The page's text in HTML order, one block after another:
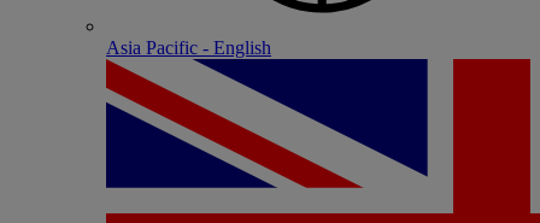
Asia Pacific - English